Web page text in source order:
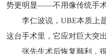
势更明显——不用像传统手术
李仁波说，UBE本质上
这台手术里，它应对巨大突
张先生术后恢复顺利，